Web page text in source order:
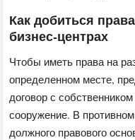
Как добиться
бизнес-центрах
Чтобы иметь права на
определенном месте,
договор с
сооружение. В
должного правового